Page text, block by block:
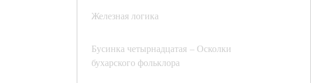
Железная логика
Бусинка четырнадцатая – Осколки
бухарского фольклора